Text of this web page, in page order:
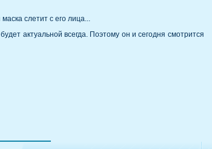
слетит с его лица...
актуальной всегда. Поэтому он и сегодня смотрится